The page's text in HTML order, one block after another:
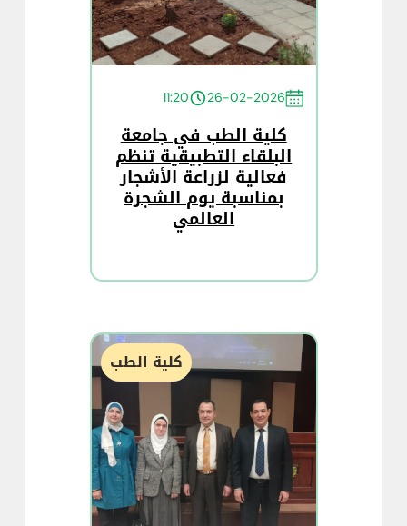
26-02-2026
11:20
كلية الطب في جامعة
البلقاء التطبيقية تنظم
فعالية لزراعة الأشجار
بمناسبة يوم الشجرة
العالمي
كلية الطب